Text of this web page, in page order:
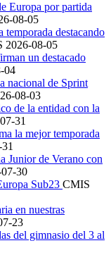
Europa por partida
08-05
temporada destacando
2026-08-05
un destacado
04
nacional de Sprint
08-03
de la entidad con la
31
la mejor temporada
Junior de Verano con
30
Sub23 CMIS
en nuestras
23
del gimnasio del 3 al